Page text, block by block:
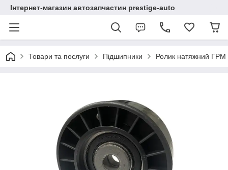
Інтернет-магазин автозапчастин prestige-auto
Товари та послуги Підшипники Ролик натяжний ГРМ